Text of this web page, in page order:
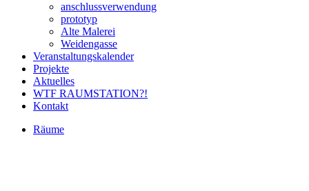
anschlussverwendung
prototyp
Alte Malerei
Weidengasse
Veranstaltungskalender
Projekte
Aktuelles
WTF RAUMSTATION?!
Kontakt
Räume